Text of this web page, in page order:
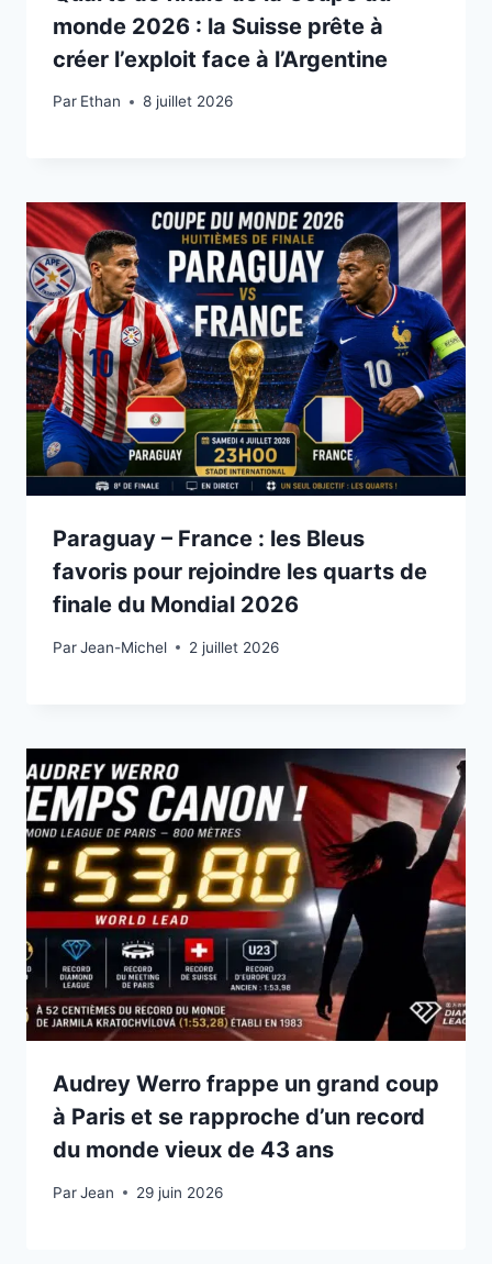
monde 2026 : la Suisse prête à
créer l’exploit face à l’Argentine
Par Ethan
8 juillet 2026 8 juillet 2026
Paraguay – France : les Bleus
favoris pour rejoindre les quarts de
finale du Mondial 2026
ParJean-Michel
2 juillet 2026 2 juillet 2026
Audrey Werro frappe un grand coup
à Paris et se rapproche d’un record
du monde vieux de 43 ans
ParJean
29 juin 202629 juin 2026